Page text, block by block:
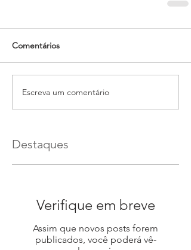
Comentários
Escreva um comentário
Destaques
Verifique em breve
Assim que novos posts forem
publicados, você poderá vê-